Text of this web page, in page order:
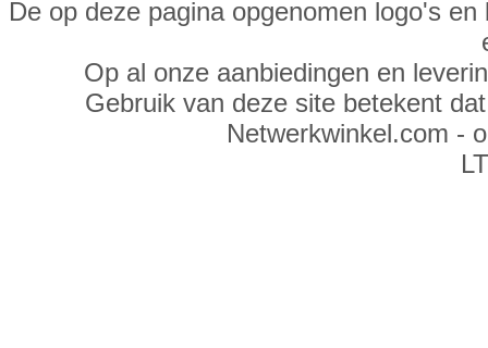
De op deze pagina opgenomen logo's
Op al onze aanbiedingen en
Gebruik van deze site betekent
Netwerkwinkel.com -